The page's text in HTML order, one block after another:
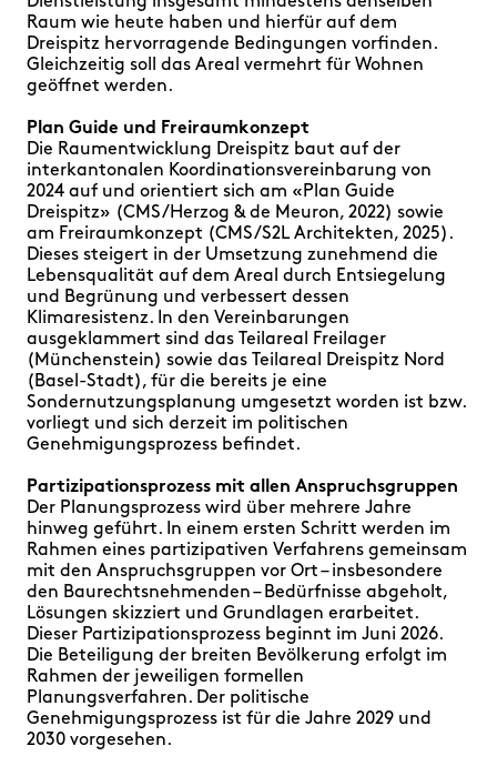
Raum wie heute haben und hierfür auf dem
Dreispitz hervorragende Bedingungen vorfinden.
Gleichzeitig soll das Areal vermehrt für Wohnen
geöffnet werden.
Plan Guide und Freiraumkonzept
Die Raumentwicklung Dreispitz baut auf der
interkantonalen Koordinationsvereinbarung von
2024 auf und orientiert sich am «Plan Guide
Dreispitz» (CMS/Herzog & de Meuron, 2022) sowie
am Freiraumkonzept (CMS/S2L Architekten, 2025).
Dieses steigert in der Umsetzung zunehmend die
Lebensqualität auf dem Areal durch Entsiegelung
und Begrünung und verbessert dessen
Klimaresistenz. In den Vereinbarungen
ausgeklammert sind das
Teilareal Freilager
(Münchenstein) sowie das Teilareal Dreispitz Nord
(Basel-Stadt), für die bereits je eine
Sondernutzungsplanung umgesetzt worden ist bzw.
vorliegt und sich derzeit im politischen
Genehmigungsprozess befindet.
Partizipationsprozess mit allen Anspruchsgruppen
Der Planungsprozess wird über mehrere Jahre
hinweg geführt. In einem ersten Schritt werden im
Rahmen eines partizipativen Verfahrens gemeinsam
mit den Anspruchsgruppen vor Ort – insbesondere
den Baurechtsnehmenden – Bedürfnisse abgeholt,
Lösungen skizziert und Grundlagen erarbeitet.
Dieser Partizipationsprozess beginnt im Juni 2026.
Die Beteiligung der breiten Bevölkerung erfolgt im
Rahmen der jeweiligen formellen
Planungsverfahren. Der politische
Genehmigungsprozess ist für die Jahre 2029 und
2030 vorgesehen.